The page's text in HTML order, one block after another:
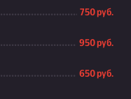
750 руб.
950 руб.
650 руб.